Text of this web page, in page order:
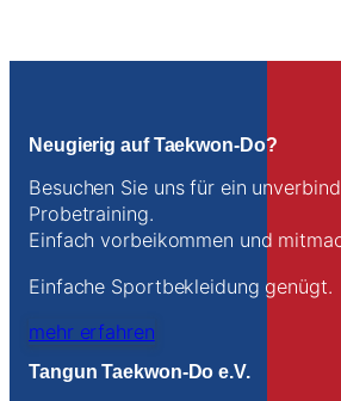
Neugierig auf Taekwon-Do?
Besuchen Sie uns für ein
Probetraining.
Einfach vorbeikommen und
Einfache Sportbekleidung genügt.
mehr erfahren
Tangun Taekwon-Do e.V.